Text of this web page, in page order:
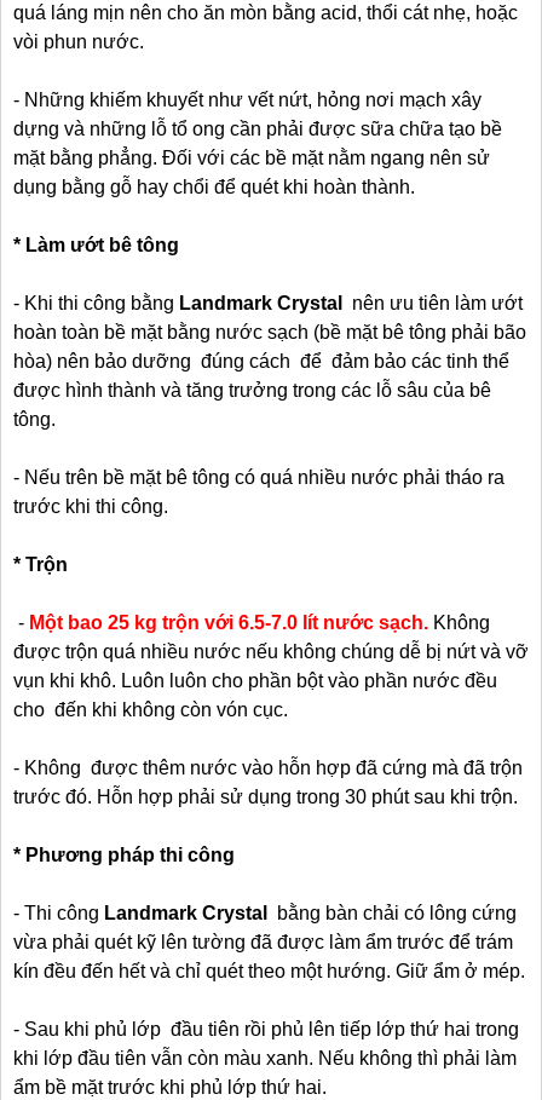
quá láng mịn nên cho ăn mòn bằng acid, thổi cát nhẹ, hoặc
vòi phun nước.
- Những khiếm khuyết như vết nứt, hỏng nơi mạch xây
dựng và những lỗ tổ ong cần phải được sữa chữa tạo bề
mặt bằng phẳng. Đối với các bề mặt nằm ngang nên sử
dụng bằng gỗ hay chổi để quét khi hoàn thành.
* Làm ướt bê tông
- Khi thi công bằng Landmark Crystal
nên ưu tiên làm ướt
hoàn toàn bề mặt bằng nước sạch (bề mặt bê tông phải bão
hòa) nên bảo dưỡng đúng cách để đảm bảo các tinh thể
được hình thành và tăng trưởng trong các lỗ sâu của bê
tông.
- Nếu trên bề mặt bê tông có quá nhiều nước phải tháo ra
trước khi thi công.
* Trộn
- Một bao 25 kg trộn với 6.5-7.0 lít nước sạch. Không
được trộn quá nhiều nước nếu không chúng dễ bị nứt và vỡ
vụn khi khô. Luôn luôn cho phần bột vào phần nước đều
cho đến khi không còn vón cục.
- Không được thêm nước vào hỗn hợp đã cứng mà đã trộn
trước đó. Hỗn hợp phải sử dụng trong 30 phút sau khi trộn.
* Phương pháp thi công
- Thi công Landmark Crystal
bằng bàn chải có lông cứng
vừa phải quét kỹ lên tường đã được làm ẩm trước để trám
kín đều đến hết và chỉ quét theo một hướng. Giữ ẩm ở mép.
- Sau khi phủ lớp đầu tiên rồi phủ lên tiếp lớp thứ hai trong
khi lớp đầu tiên vẫn còn màu xanh. Nếu không thì phải làm
ẩm bề mặt trước khi phủ lớp thứ hai.